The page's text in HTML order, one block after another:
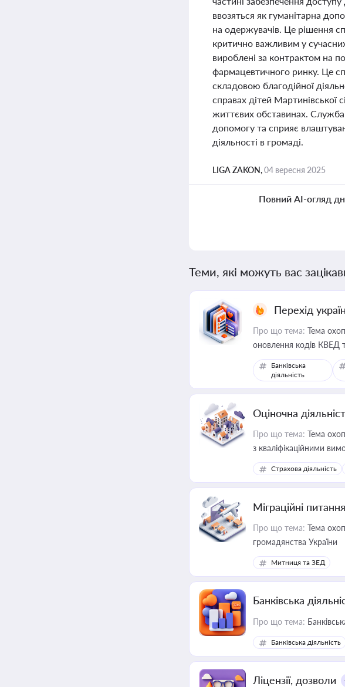
ввозяться як гуманітарна
на одержувачів. Це рішення
критично важливим у
вироблені за контрактом на
фармацевтичного ринку. Це
складовою благодійної
справах дітей Мартинівської
життєвих обставинах. Служба
допомогу та сприяє
діяльності в громаді.
LIGA ZAKON,04 вересня 2025
Повний AI-огляд
Теми, які можуть вас
Перехід
Про що тема: Тема
оновлення кодів КВЕД
Банківська
діяльність
Оціночна
Про що тема: Тема
з кваліфікаційними
медійних змін у цій
приватизації, оренди
Страхова діяльність
Міграційні питання
Про що тема: Тема
громадянства України
Митниця та ЗЕД
Банківська
Про що тема:
Банківська діяльність
Ліцензії, дозволи